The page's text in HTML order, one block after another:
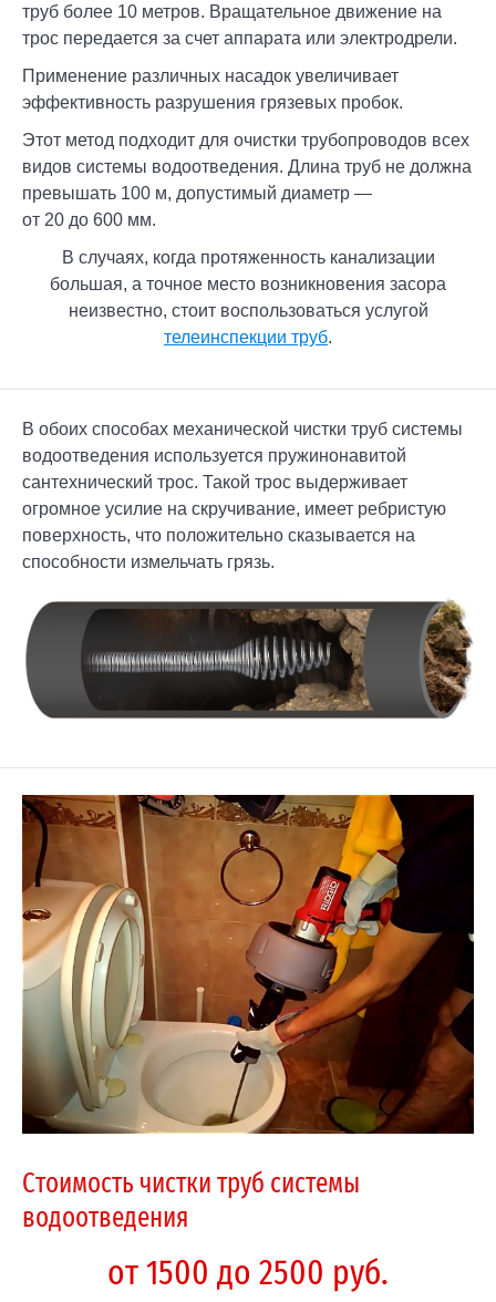
труб более 10 метров. Вращательное движение на
трос передается за счет аппарата или электродрели.
Применение различных насадок увеличивает
эффективность разрушения грязевых пробок.
Этот метод подходит для очистки трубопроводов всех
видов системы водоотведения. Длина труб не должна
превышать 100 м, допустимый диаметр —
от 20 до 600 мм.
В случаях, когда протяженность канализации
большая, а точное место возникновения засора
неизвестно, стоит воспользоваться услугой
телеинспекции труб.
В обоих способах механической чистки труб системы
водоотведения используется пружинонавитой
сантехнический трос. Такой трос выдерживает
огромное усилие на скручивание, имеет ребристую
поверхность, что положительно сказывается на
способности измельчать грязь.
Стоимость чистки труб системы
водоотведения
от 1500 до 2500 руб.